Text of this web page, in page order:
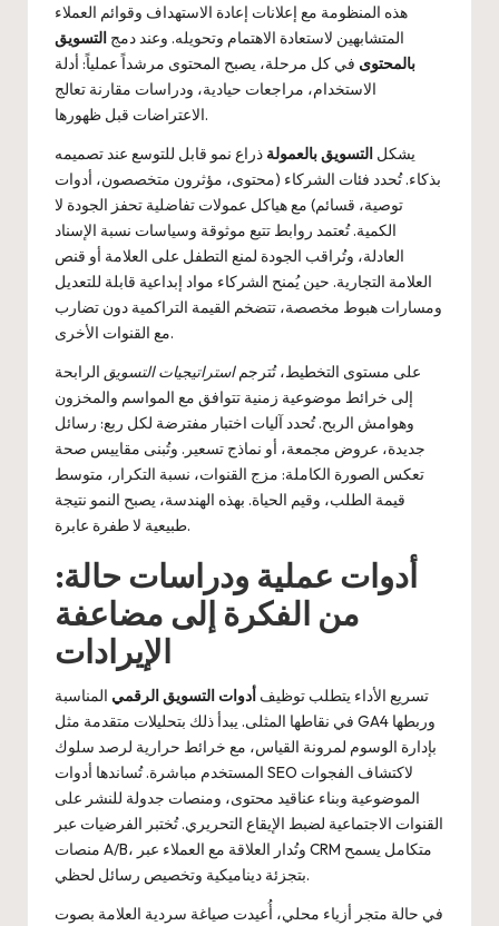
هذه المنظومة مع إعلانات إعادة الاستهداف وقوائم العملاء
المتشابهين لاستعادة الاهتمام وتحويله. وعند دمج التسويق
بالمحتوى في كل مرحلة، يصبح المحتوى مرشداً عملياً: أدلة
الاستخدام، مراجعات حيادية، ودراسات مقارنة تعالج
الاعتراضات قبل ظهورها.
يشكل التسويق بالعمولة ذراع نمو قابل للتوسع عند تصميمه
بذكاء. تُحدد فئات الشركاء (محتوى، مؤثرون متخصصون، أدوات
توصية، قسائم) مع هياكل عمولات تفاضلية تحفز الجودة لا
الكمية. تُعتمد روابط تتبع موثوقة وسياسات نسبة الإسناد
العادلة، وتُراقب الجودة لمنع التطفل على العلامة أو قنص
العلامة التجارية. حين يُمنح الشركاء مواد إبداعية قابلة للتعديل
ومسارات هبوط مخصصة، تتضخم القيمة التراكمية دون تضارب
مع القنوات الأخرى.
على مستوى التخطيط، تُترجماستراتيجيات التسويق الرابحة
إلى خرائط موضوعية زمنية تتوافق مع المواسم والمخزون
وهوامش الربح. تُحدد آليات اختبار مفترضة لكل ربع: رسائل
جديدة، عروض مجمعة، أو نماذج تسعير. وتُبنى مقاييس صحة
تعكس الصورة الكاملة: مزج القنوات، نسبة التكرار، متوسط
قيمة الطلب، وقيم الحياة. بهذه الهندسة، يصبح النمو نتيجة
طبيعية لا طفرة عابرة.
أدوات عملية ودراسات حالة:
من الفكرة إلى مضاعفة
الإيرادات
تسريع الأداء يتطلب توظيف أدوات التسويق الرقمي المناسبة
في نقاطها المثلى. يبدأ ذلك بتحليلات متقدمة مثل GA4 وربطها
بإدارة الوسوم لمرونة القياس، مع خرائط حرارية لرصد سلوك
المستخدم مباشرة. تُساندها أدوات SEO لاكتشاف الفجوات
الموضوعية وبناء عناقيد محتوى، ومنصات جدولة للنشر على
القنوات الاجتماعية لضبط الإيقاع التحريري. تُختبر الفرضيات عبر
منصات A/B، وتُدار العلاقة مع العملاء عبر CRM متكامل يسمح
بتجزئة ديناميكية وتخصيص رسائل لحظي.
في حالة متجر أزياء محلي، أُعيدت صياغة سردية العلامة بصوت